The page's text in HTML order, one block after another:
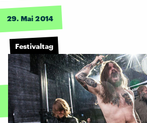
29. Mai 2014
Festivaltag